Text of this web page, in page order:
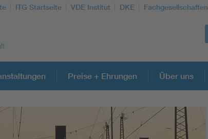
ITG Startseite VDE Institut DKE Fachgesellschaften
Weitere Themen
Preise + Ehrungen Über uns